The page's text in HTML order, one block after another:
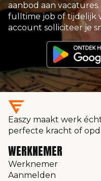
aanbod aan
fulltime job of tijdelijk
account solliciteer je
Easzy maakt werk
perfecte kracht of
WERKNEMER
Werknemer
Aanmelden